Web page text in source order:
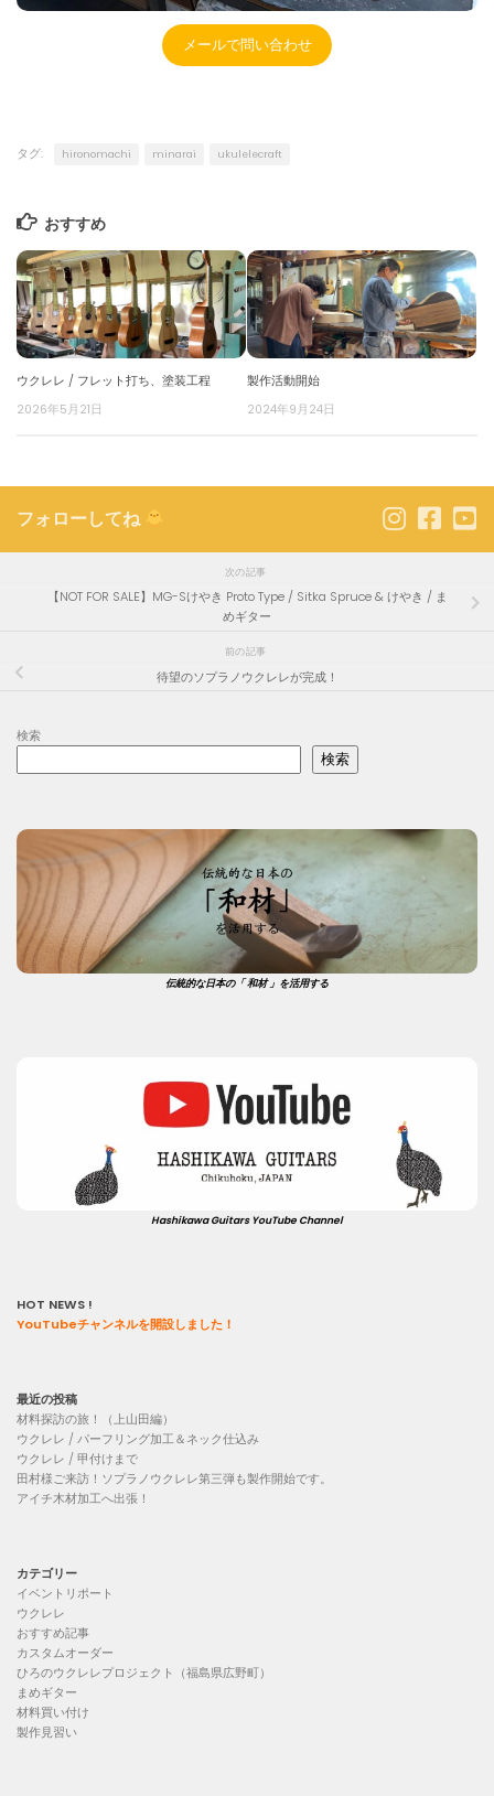
メールで問い合わせ
タグ: hironomachi minarai ukulelecraft
おすすめ
ウクレレ / フレット打ち、塗装工程
2026年5月21日
製作活動開始
2024年9月24日
フォローしてね
次の記事
【NOT FOR SALE】MG-Sけやき Proto Type / Sitka Spruce & けやき / ま
めギター
前の記事
待望のソプラノウクレレが完成！
検索
検索
伝統的な日本の「 和材 」を活用する
Hashikawa Guitars YouTube Channel
HOT NEWS !
YouTubeチャンネルを開設しました！
最近の投稿
材料探訪の旅！（上山田編）
ウクレレ / パーフリング加工＆ネック仕込み
ウクレレ / 甲付けまで
田村様ご来訪！ソプラノウクレレ第三弾も製作開始です。
アイチ木材加工へ出張！
カテゴリー
イベントリポート
ウクレレ
おすすめ記事
カスタムオーダー
ひろのウクレレプロジェクト（福島県広野町）
まめギター
材料買い付け
製作見習い